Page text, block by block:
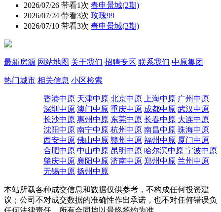
2026/07/26 带看1次 春申景城(2期)
2026/07/24 带看3次 玫瑰99
2026/07/10 带看3次 春申景城(3期)
最新房源 网站地图 关于我们 招聘专区 联系我们 中原集团
热门城市 相关信息 小区检索
香港中原 天津中原 北京中原 上海中原 广州中原
深圳中原 澳门中原 重庆中原 成都中原 武汉中原
长沙中原 惠州中原 东莞中原 长春中原 大连中原
沈阳中原 南宁中原 杭州中原 南昌中原 珠海中原
西安中原 佛山中原 赣州中原 福州中原 厦门中原
合肥中原 中山中原 昆明中原 哈尔滨中原 宁波中原
肇庆中原 襄阳中原 济南中原 郑州中原 兰州中原
无锡中原 扬州中原
本站所载各种成交信息和数据仅供参考，不构成任何投资建
议；公司不对成交数据的准确性作出承诺，也不对任何错误负